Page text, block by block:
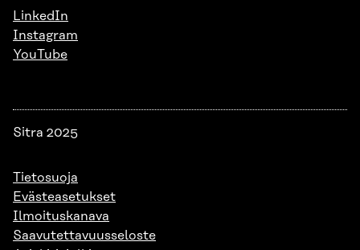
LinkedIn
Instagram
YouTube
Sitra 2025
Tietosuoja
Evästeasetukset
Ilmoituskanava
Saavutettavuusseloste